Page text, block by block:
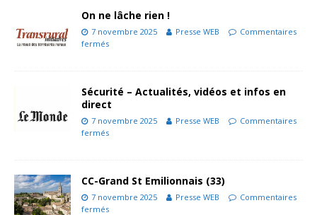
On ne lâche rien !
7 novembre 2025 Presse WEB
Commentaires
fermés
Sécurité – Actualités, vidéos et infos en
direct
7 novembre 2025 Presse WEB
Commentaires
fermés
CC-Grand St Emilionnais (33)
7 novembre 2025 Presse WEB
Commentaires
fermés